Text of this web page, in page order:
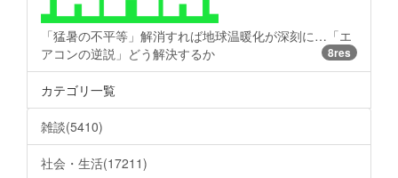
「猛暑の不平等」解消すれば地球温暖化が深刻に…「エ
アコンの逆説」どう解決するか
8res
カテゴリ一覧
雑談(5410)
社会・生活(17211)